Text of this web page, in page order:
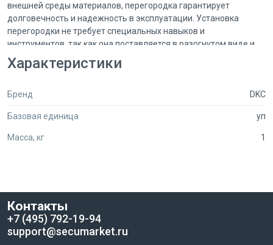
внешней среды материалов, перегородка гарантирует
долговечность и надежность в эксплуатации. Установка
перегородки не требует специальных навыков и
инструментов, так как она поставляется в разогнутом виде и
комплектуется всеми необходимыми элементами: винтами
CM010610 и гайками CM100600. Это позволяет быстро и
ограниченного времени.
Перегородка SEP идеально подходит для использования в
промышленных и коммерческих объектах, где важно
электрических установок.
Характеристики
Бренд DKC
Базовая единица уп
Масса, кг 1
Контакты
+7 (495) 792-19-94
support@secumarket.ru